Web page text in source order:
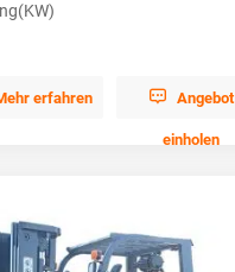
erfahren  Angebot
einholen